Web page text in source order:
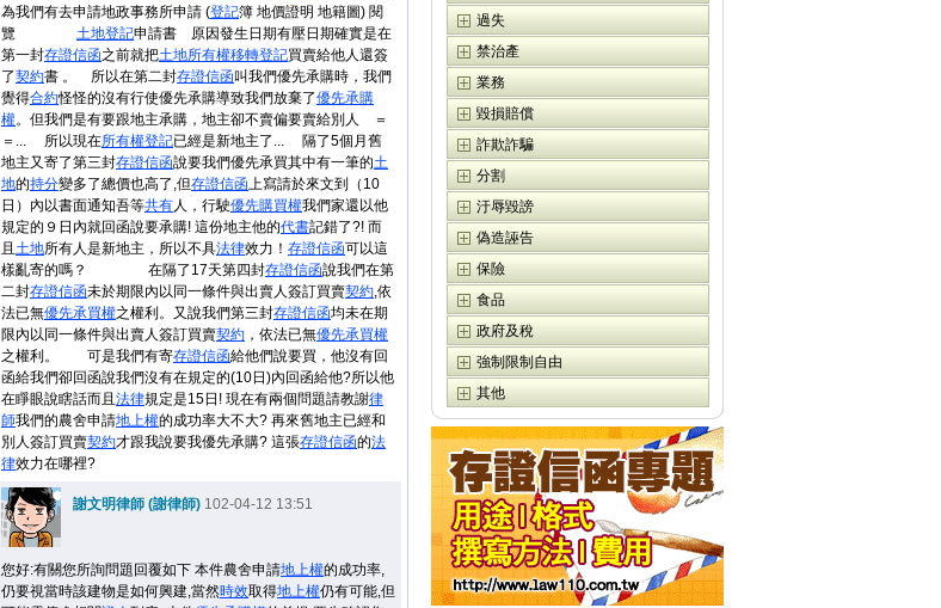
為我們有去申請地政事務所申請 (登記簿 地價證明 地籍圖) 閱
覽 土地登記申請書 原因發生日期有壓日期確實是在
第一封存證信函之前就把土地所有權移轉登記買賣給他人還簽
了契約書 。 所以在第二封存證信函叫我們優先承購時，我們
覺得合約怪怪的沒有行使優先承購導致我們放棄了優先承購
權。但我們是有要跟地主承購，地主卻不賣偏要賣給別人 ＝
＝... 所以現在所有權登記已經是新地主了... 隔了5個月舊
地主又寄了第三封存證信函說要我們優先承買其中有一筆的土
地的持分變多了總價也高了,但存證信函上寫請於來文到（10
日）內以書面通知吾等共有人，行駛優先購買權我們家還以他
規定的９日內就回函說要承購! 這份地主他的代書記錯了?! 而
且 土地所有人是新地主，所以不具法律效力！ 存證信函可以這
樣亂寄的嗎？ 在隔了17天第四封存證信函說我們在第
二封存證信函未於期限內以同一條件與出賣人簽訂買賣契約,依
法已無優先承買權之權利。又說我們第三封存證信函均未在期
限內以同一條件與出賣人簽訂買賣契約 ，依法已無優先承買權
之權利。 可是我們有寄存證信函給他們說要買，他沒有回
函給我們卻回函說我們沒有在規定的(10日)內回函給他?所以他
在睜眼說瞎話而且 法律規定是15日! 現在有兩個問題請教謝律
師我們的農舍申請地上權的成功率大不大? 再來舊地主已經和
別人簽訂買賣契約才跟我說要我優先承購? 這張存證信函的法
律效力在哪裡?
謝文明律師 (謝律師) 102-04-12 13:51
您好:有關您所詢問題回覆如下 本件農舍申請地上權的成功率,
仍要視當時該建物是如何興建,當然時效取得地上權仍有可能,但
過失
禁治產
業務
毀損賠償
詐欺詐騙
分割
汙辱毀謗
偽造誣告
保險
食品
政府及稅
強制限制自由
其他